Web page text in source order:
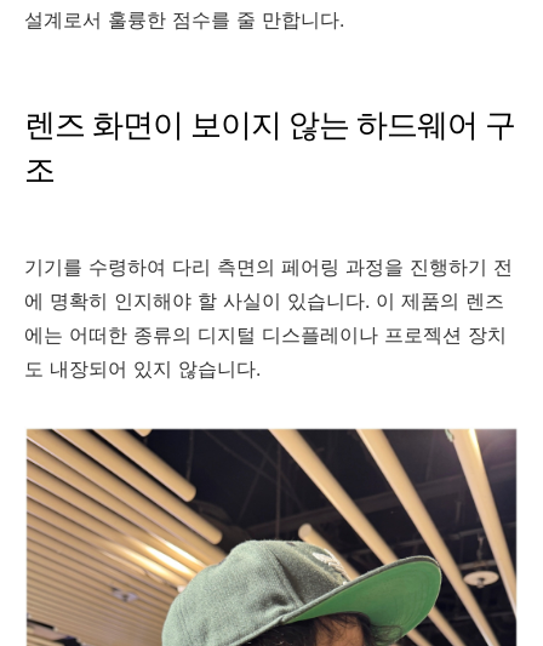
설계로서 훌륭한 점수를 줄 만합니다.
렌즈 화면이 보이지 않는 하드웨어 구
조
기기를 수령하여 다리 측면의 페어링 과정을 진행하기 전
에 명확히 인지해야 할 사실이 있습니다. 이 제품의 렌즈
에는 어떠한 종류의 디지털 디스플레이나 프로젝션 장치
도 내장되어 있지 않습니다.